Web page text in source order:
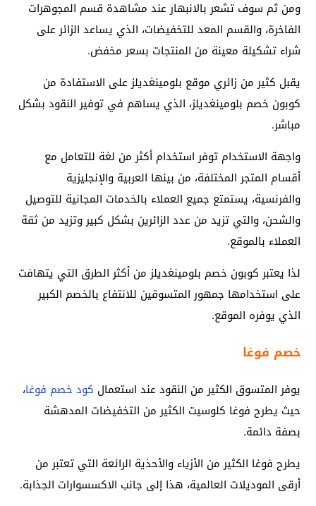
ومن ثم سوف تشعر بالانبهار عند مشاهدة قسم المجوهرات
الفاخرة، والقسم المعد للتخفيضات، الذي يساعد الزائر على
شراء تشكيلة معينة من المنتجات بسعر مخفض.
يقبل كثير من زائري موقع بلومينغديلز على الاستفادة من
كوبون خصم بلومينغديلز، الذي يساهم في توفير النقود بشكل
مباشر.
واجهة الاستخدام توفر استخدام أكثر من لغة للتعامل مع
أقسام المتجر المختلفة، من بينها العربية والإنجليزية
والفرنسية، يستمتع جميع العملاء بالخدمات المجانية للتوصيل
والشحن، والتي تزيد من عدد الزائرين بشكل كبير وتزيد من ثقة
العملاء بالموقع.
لذا يعتبر كوبون خصم بلومينغديلز من أكثر الطرق التي يتهافت
على استخدامها جمهور المتسوقين للانتفاع بالخصم الكبير
الذي يوفره الموقع.
خصم فوغا
يوفر المتسوق الكثير من النقود عند استعمال كود خصم فوغا،
حيث يطرح فوغا كلوسيت الكثير من التخفيضات المدهشة
بصفة دائمة.
يطرح فوغا الكثير من الأزياء والأحذية الرائعة التي تعتبر من
أرقى الموديلات العالمية، هذا إلى جانب الاكسسوارات الجذابة.